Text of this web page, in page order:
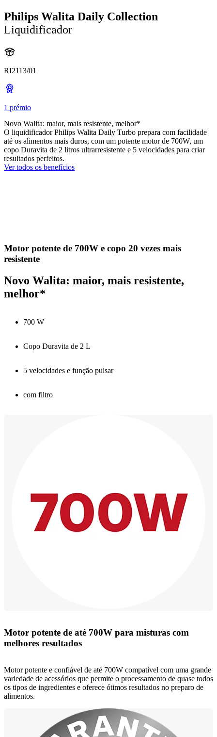
Philips Walita Daily Collection
Liquidificador
RI2113/01
1 prémio
Novo Walita: maior, mais resistente, melhor*
O liquidificador Philips Walita Daily Turbo prepara com facilidade
até os alimentos mais duros, com um potente motor de 700W, um
copo Duravita de 2 litros ultrarresistente e 5 velocidades para criar
resultados perfeitos.
Ver todos os benefícios
Motor potente de 700W e copo 20 vezes mais
resistente
Novo Walita: maior, mais resistente,
melhor*
700 W
Copo Duravita de 2 L
5 velocidades e função pulsar
com filtro
Motor potente de até 700W para misturas com
melhores resultados
Motor potente e confiável de até 700W compatível com uma grande
variedade de acessórios que permite o processamento de quase todos
os tipos de ingredientes e oferece ótimos resultados no preparo de
alimentos.